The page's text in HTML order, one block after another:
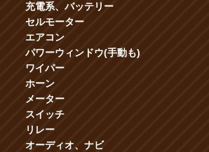
充電系、バッテリー
セルモーター
エアコン
パワーウィンドウ(手動も)
ワイパー
ホーン
メーター
スイッチ
リレー
オーディオ、ナビ